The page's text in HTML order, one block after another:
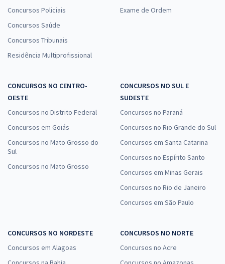
Concursos Policiais
Concursos Saúde
Concursos Tribunais
Residência Multiprofissional
Exame de Ordem
CONCURSOS NO CENTRO-
OESTE
Concursos no Distrito Federal
Concursos em Goiás
Concursos no Mato Grosso do
Sul
Concursos no Mato Grosso
CONCURSOS NO SUL E
SUDESTE
Concursos no Paraná
Concursos no Rio Grande do Sul
Concursos em Santa Catarina
Concursos no Espírito Santo
Concursos em Minas Gerais
Concursos no Rio de Janeiro
Concursos em São Paulo
CONCURSOS NO NORDESTE
Concursos em Alagoas
CONCURSOS NO NORTE
Concursos no Acre